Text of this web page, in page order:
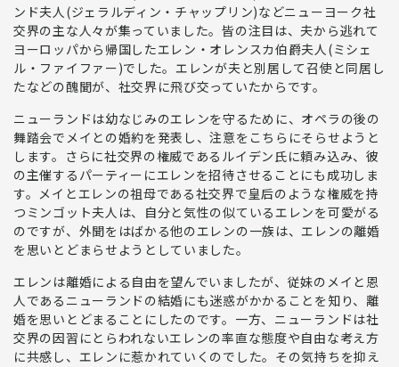
ンド夫人(ジェラルディン・チャップリン)などニューヨーク社
交界の主な人々が集っていました。皆の注目は、夫から逃れて
ヨーロッパから帰国したエレン・オレンスカ伯爵夫人(ミシェ
ル・ファイファー)でした。エレンが夫と別居して召使と同居し
たなどの醜聞が、社交界に飛び交っていたからです。
ニューランドは幼なじみのエレンを守るために、オペラの後の
舞踏会でメイとの婚約を発表し、注意をこちらにそらせようと
します。さらに社交界の権威であるルイデン氏に頼み込み、彼
の主催するパーティーにエレンを招待させることにも成功しま
す。メイとエレンの祖母である社交界で皇后のような権威を持
つミンゴット夫人は、自分と気性の似ているエレンを可愛がる
のですが、外聞をはばかる他のエレンの一族は、エレンの離婚
を思いとどまらせようとしていました。
エレンは離婚による自由を望んでいましたが、従妹のメイと恩
人であるニューランドの結婚にも迷惑がかかることを知り、離
婚を思いとどまることにしたのです。一方、ニューランドは社
交界の因習にとらわれないエレンの率直な態度や自由な考え方
に共感し、エレンに惹かれていくのでした。その気持ちを抑え